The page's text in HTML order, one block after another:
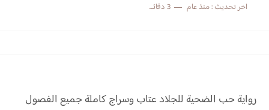
اخر تحديث :منذ عام 3 دقائق للقراءة
روايةحب الضحية للجلاد عتاب وسراجكاملةجميع الفصول